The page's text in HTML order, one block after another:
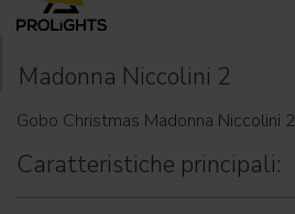
Madonna Niccolini 2
Gobo Christmas Madonna Niccolini 2
Caratteristiche principali: